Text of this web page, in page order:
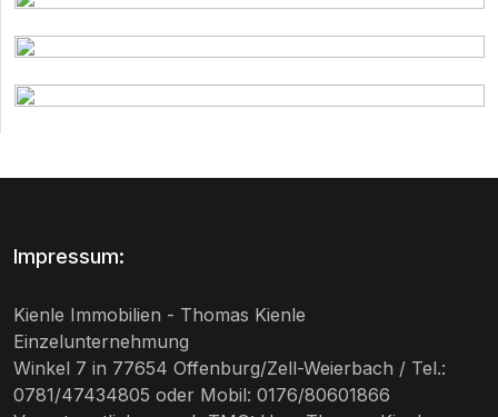
Impressum:
Kienle Immobilien - Thomas Kienle
Einzelunternehmung
Winkel 7 in 77654 Offenburg/Zell-Weierbach / Tel.:
0781/47434805 oder Mobil: 0176/80601866